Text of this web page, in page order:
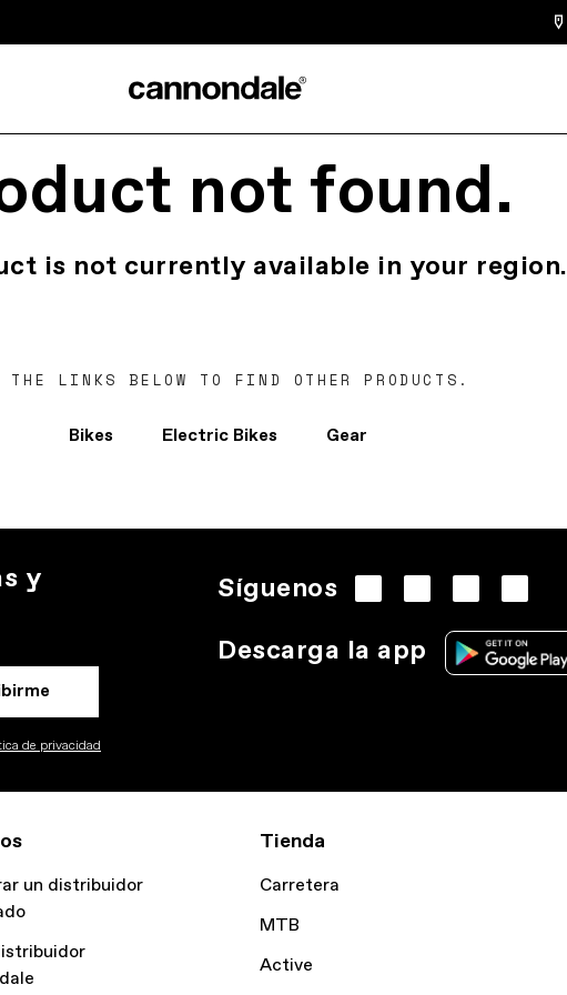
not found.
is not currently available in your region.
THE LINKS BELOW TO FIND OTHER PRODUCTS.
Bikes Electric Bikes Gear
y
de privacidad
Síguenos
Descarga la app
un distribuidor
Tienda
Carretera
MTB
Active